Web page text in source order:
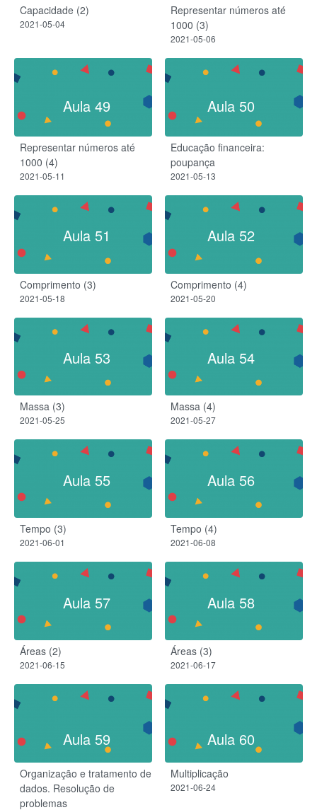
Capacidade (2)
2021-05-04
Representar números até
1000 (3)
2021-05-06
Aula 49
Representar números até
1000 (4)
2021-05-11
Aula 50
Educação financeira:
poupança
2021-05-13
Aula 51
Comprimento (3)
2021-05-18
Aula 52
Comprimento (4)
2021-05-20
Aula 53
Massa (3)
2021-05-25
Aula 54
Massa (4)
2021-05-27
Aula 55
Tempo (3)
2021-06-01
Aula 56
Tempo (4)
2021-06-08
Aula 57
Áreas (2)
2021-06-15
Aula 58
Áreas (3)
2021-06-17
Aula 59
Organização e tratamento de
dados. Resolução de
problemas
Aula 60
Multiplicação
2021-06-24